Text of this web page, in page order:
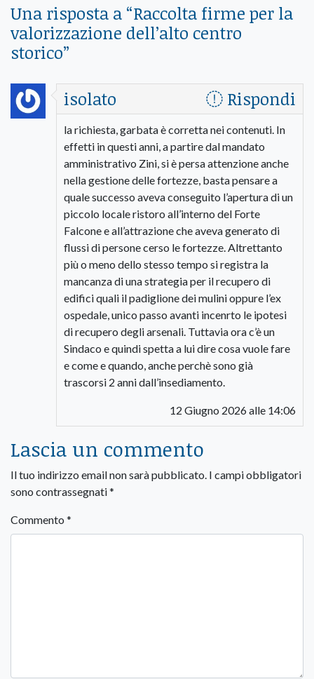
Una risposta a “Raccolta firme per la
valorizzazione dell’alto centro
storico”
isolato
Rispondi
la richiesta, garbata è corretta nei contenuti. In
effetti in questi anni, a partire dal mandato
amministrativo Zini, si è persa attenzione anche
nella gestione delle fortezze, basta pensare a
quale successo aveva conseguito l’apertura di un
piccolo locale ristoro all’interno del Forte
Falcone e all’attrazione che aveva generato di
flussi di persone cerso le fortezze. Altrettanto
più o meno dello stesso tempo si registra la
mancanza di una strategia per il recupero di
edifici quali il padiglione dei mulini oppure l’ex
ospedale, unico passo avanti incenrto le ipotesi
di recupero degli arsenali. Tuttavia ora c’è un
Sindaco e quindi spetta a lui dire cosa vuole fare
e come e quando, anche perchè sono già
trascorsi 2 anni dall’insediamento.
12 Giugno 2026 alle 14:06
Lascia un commento
Il tuo indirizzo email non sarà pubblicato. I campi obbligatori
sono contrassegnati*
Commento *